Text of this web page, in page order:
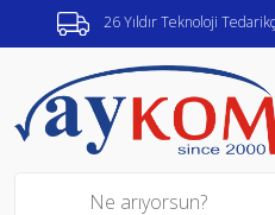
26 Yıldır Teknoloji